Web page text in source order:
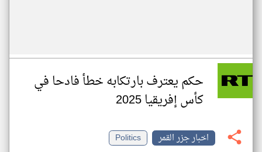
حكم يعترف بارتكابه خطأ فادحا في
كأس إفريقيا 2025
اخبار جزر القمر
Politics